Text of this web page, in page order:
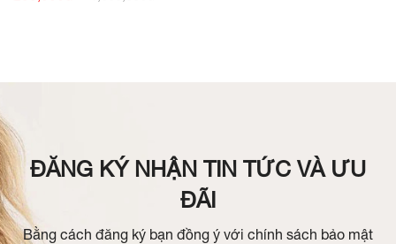
ĐĂNG KÝ NHẬN TIN TỨC VÀ ƯU
ĐÃI
Bằng cách đăng ký bạn đồng ý với chính sách bảo mật